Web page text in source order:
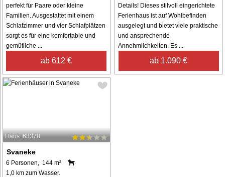
perfekt für Paare oder kleine
Familien. Ausgestattet mit einem
Schlafzimmer und vier Schlafplätzen
sorgt es für eine komfortable und
gemütliche ...
ab 612 €
Details! Dieses stilvoll eingerichtete
Ferienhaus ist auf Wohlbefinden
ausgelegt und bietet viele praktische
und ansprechende
Annehmlichkeiten. Es ...
ab 1.090 €
Haus: 63378
Svaneke
6 Personen, 144 m²
1,0 km zum Wasser.